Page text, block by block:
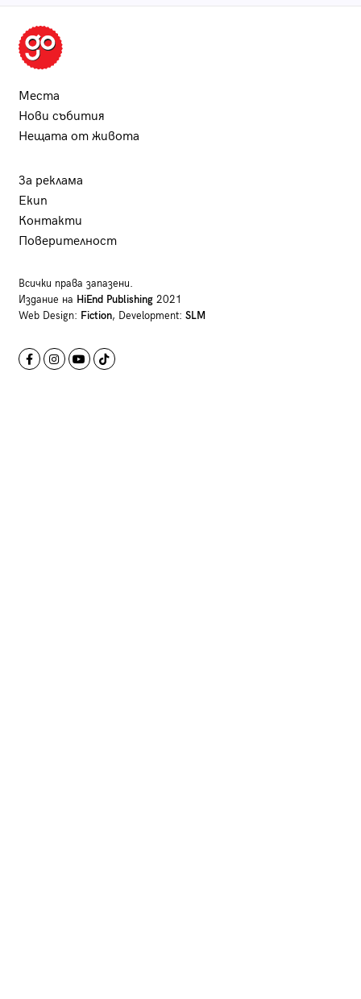
Места
Нови събития
Нещата от живота
За реклама
Екип
Контакти
Поверителност
Всички права запазени.
Издание на HiEnd Publishing2021
Web Design: Fiction, Development: SLM